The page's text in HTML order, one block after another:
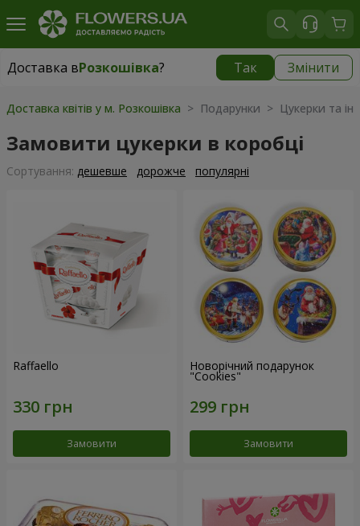
Доставка вРозкошівка? Так Змінити
Доставка вРозкошівка|
Доставка квітів у м. Розкошівка > Подарунки > Цукерки та
Замовити цукерки в коробці
Сортування: дешевше дорожче популярні
Raffaello
Замовити
Новорічний подарунок
"Cookies"
Замовити